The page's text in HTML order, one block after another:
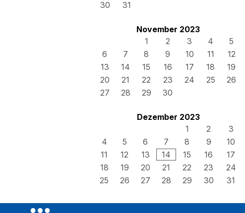
30
31
November 2023
1
2 3 4
5
6
7 8 9 10 11
12
13
14 15 16 17 18
19
20
21 22 23 24 25
26
27
28 29 30
Dezember 2023
1
2
3
4
5 6 7 8 9
10
11
12 13 14 15 16
17
18
19 20 21 22 23
24
25
26 27 28 29 30 31